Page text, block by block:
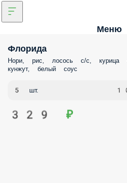
Меню
Флорида
Нори, рис, лосось с/с, курица
кунжут, белый соус
5 шт.
329 ₽